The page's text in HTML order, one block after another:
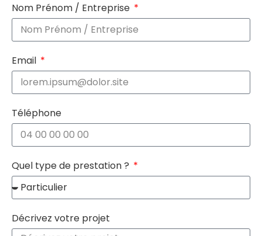
Nom Prénom / Entreprise
Email
Téléphone
Quel type de prestation ?
Décrivez votre projet